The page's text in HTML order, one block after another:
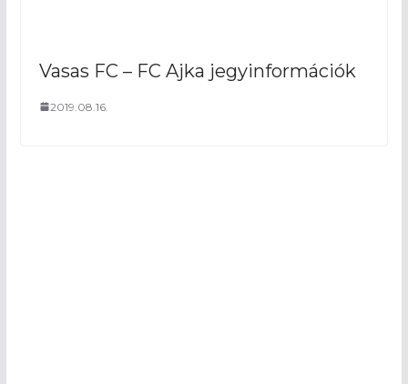
Vasas FC – FC Ajka jegyinformációk
2019.08.16.